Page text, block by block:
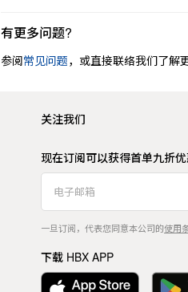
有更多问题?
参阅常见问题，或直接联络我们了解
关注我们
现在订阅可以获得首单九折
一旦订阅，代表您同意本公司的使用
下载 HBX APP